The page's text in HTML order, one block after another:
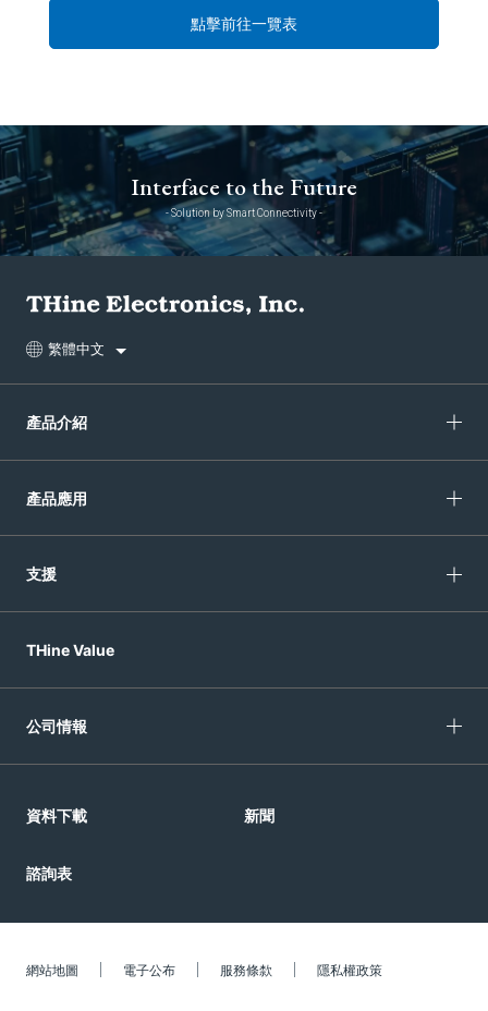
點擊前往一覽表
Interface to the Future
- Solution by Smart Connectivity -
繁體中文
產品介紹
產品應用
支援
THine Value
公司情報
資料下載 新聞
諮詢表
網站地圖 電子公布 服務條歀 隱私權政策